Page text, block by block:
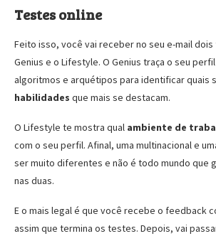
Testes online
Feito isso, você vai receber no seu e-mail
Genius e o Lifestyle. O Genius traça o seu
algoritmos e arquétipos para identificar quais
habilidades que mais se destacam.
O Lifestyle te mostra qual ambiente de
com o seu perfil. Afinal, uma multinacional e
ser muito diferentes e não é todo mundo que
nas duas.
E o mais legal é que você recebe o feedback
assim que termina os testes. Depois, vai